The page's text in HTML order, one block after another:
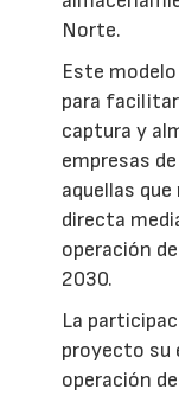
Norte.
Este
para facilitar
captura y
empresas
aquellas
directa
operación
2030.
La
proyecto su
operación